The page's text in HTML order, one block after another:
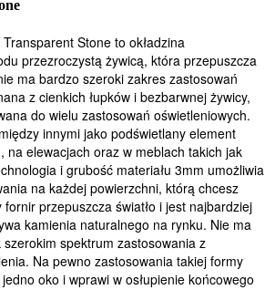
Stone to okładzina
przezroczystą żywicą, która przepuszcza
ma bardzo szeroki zakres zastosowań
z cienkich łupków i bezbarwnej żywicy,
do wielu zastosowań oświetleniowych.
innymi jako podświetlany element
na elewacjach oraz w meblach takich jak
i grubość materiału 3mm umożliwia
na każdej powierzchni, którą chcesz
przepuszcza światło i jest najbardziej
kamienia naturalnego na rynku. Nie ma
spektrum zastosowania z
Na pewno zastosowania takiej formy
oko i wprawi w osłupienie końcowego